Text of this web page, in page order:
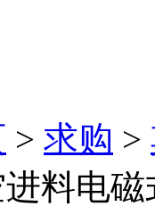
> 求购 >
料电